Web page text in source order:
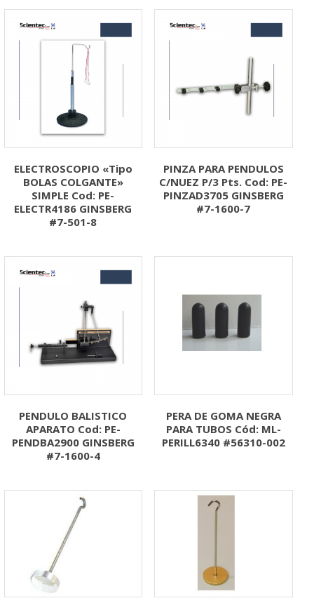
ELECTROSCOPIO «Tipo
BOLAS COLGANTE»
SIMPLE Cod: PE-
ELECTR4186 GINSBERG
#7-501-8
PINZA PARA PENDULOS
C/NUEZ P/3 Pts. Cod: PE-
PINZAD3705 GINSBERG
#7-1600-7
PENDULO BALISTICO
APARATO Cod: PE-
PENDBA2900 GINSBERG
#7-1600-4
PERA DE GOMA NEGRA
PARA TUBOS Cód: ML-
PERILL6340 #56310-002